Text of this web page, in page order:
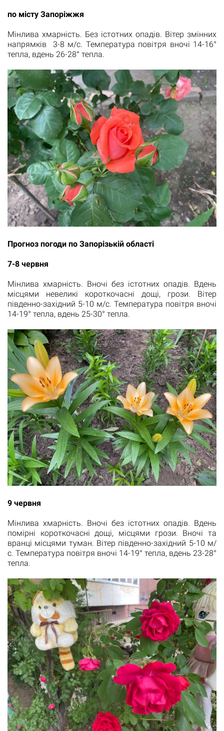
по місту Запоріжжя
Мінлива хмарність. Без істотних опадів. Вітер змінних
напрямків 3-8 м/с. Температура повітря вночі 14-16°
тепла, вдень 26-28° тепла.
Прогноз погоди по Запорізькій області
7-8 червня
Мінлива хмарність. Вночі без істотних опадів. Вдень
місцями невеликі короткочасні дощі, грози. Вітер
південно-західний 5-10 м/с. Температура повітря вночі
14-19° тепла, вдень 25-30° тепла.
9 червня
Мінлива хмарність. Вночі без істотних опадів. Вдень
помірні короткочасні дощі, місцями грози. Вночі та
вранці місцями туман. Вітер південно-західний 5-10 м/
с. Температура повітря вночі 14-19° тепла, вдень 23-28°
тепла.